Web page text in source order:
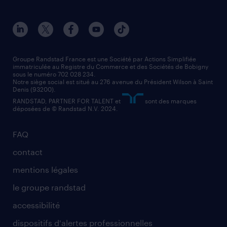
manutentionnaire
assistant administratif
comptable
contact entreprise
faq intérim / recrutement
nos agences par ville
nos agences par région
nos cabinets de recrutement
FAQ
contact
mentions légales
le groupe randstad
accessibilité
dispositifs d'alertes professionnelles
Groupe Randstad France est une Société par Actions Simplifiée
immatriculée au Registre du Commerce et des Sociétés de Bobigny
sous le numéro 702 028 234.
Notre siège social est situé au 276 avenue du Président Wilson à Saint
Denis (93200).
RANDSTAD, PARTNER FOR TALENT et
sont des marques
déposées de © Randstad N.V. 2024.